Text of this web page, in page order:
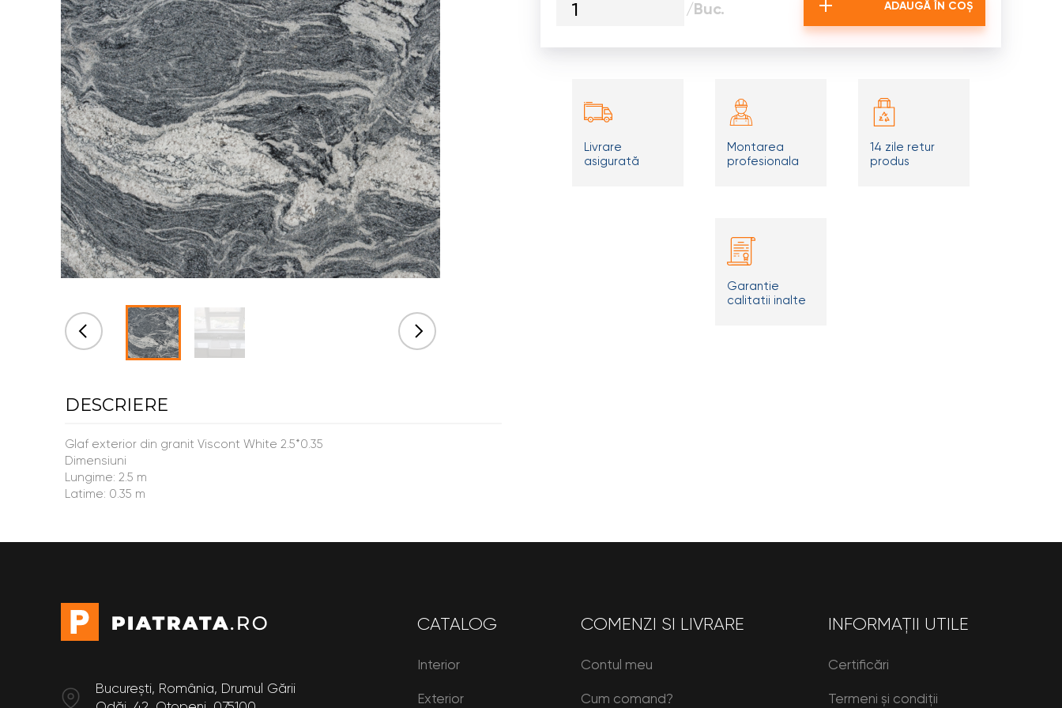
DESCRIERE
Glaf exterior din granit Viscont White 2.5*0.35
Dimensiuni
Lungime: 2.5 m
Latime: 0.35 m
/Buc. ADAUGĂ ÎN COȘ
Livrare
asigurată
Montarea
profesionala
14 zile retur
produs
Garantie
calitatii inalte
București, România, Drumul Gării
CATALOG
Interior
Exterior
COMENZI SI LIVRARE
Contul meu
Cum comand?
INFORMAȚII UTILE
Certificări
Termeni și condiții